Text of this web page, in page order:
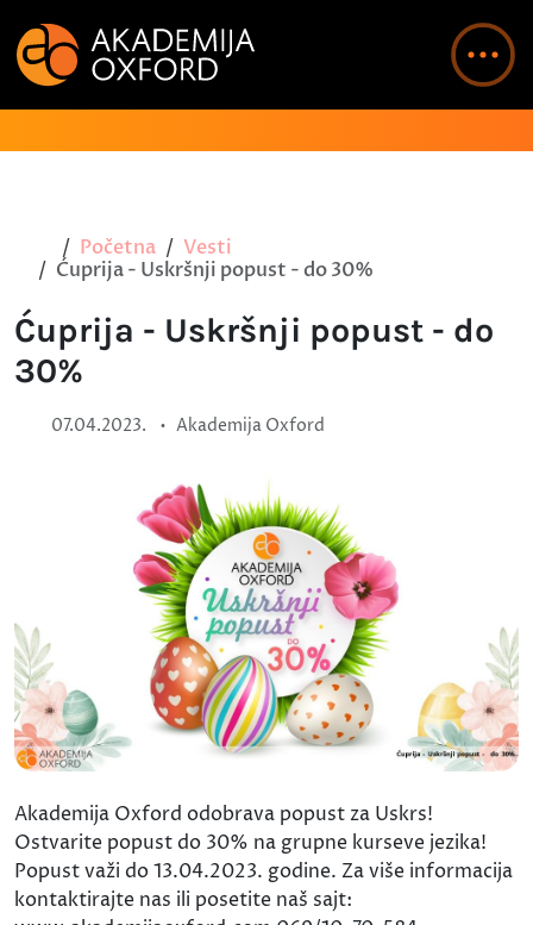
Početna
Vesti
Ćuprija - Uskršnji popust - do 30%
Ćuprija - Uskršnji popust - do
30%
07.04.2023. • Akademija Oxford
Akademija Oxford odobrava popust za Uskrs!
Ostvarite popust do 30% na grupne kurseve jezika!
Popust važi do 13.04.2023. godine. Za više informacija
kontaktirajte nas ili posetite naš sajt: